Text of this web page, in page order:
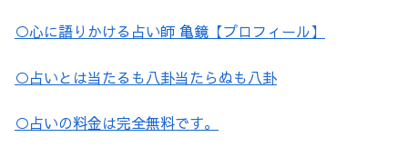
○心に語りかける占い師 亀鏡【プロフィール】
○占いとは当たるも八卦当たらぬも八卦
○占いの料金は完全無料です。